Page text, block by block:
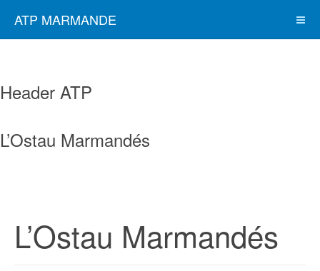
ATP MARMANDE
Header ATP
L’Ostau Marmandés
L’Ostau Marmandés